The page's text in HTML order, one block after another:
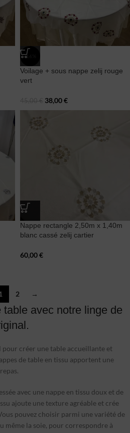
-16%
Voilage + sous nappe zelij rouge
vert
38,00€
Nappe rectangle 2,50m x 1,40m
blanc cassé zelij cartier
60,00€
2 →
avec notre linge de
pour créer une table accueillante et
de table en tissu apportent une
avec une nappe en tissu doux et de
ajoute une texture agréable et crée
pouvez choisir parmi une variété de
même la soie, pour correspondre à